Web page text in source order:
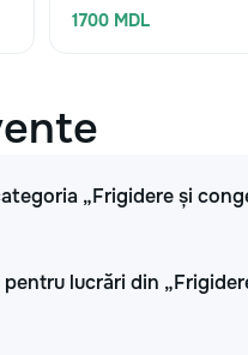
1700 MDL
„Frigidere și
lucrări din